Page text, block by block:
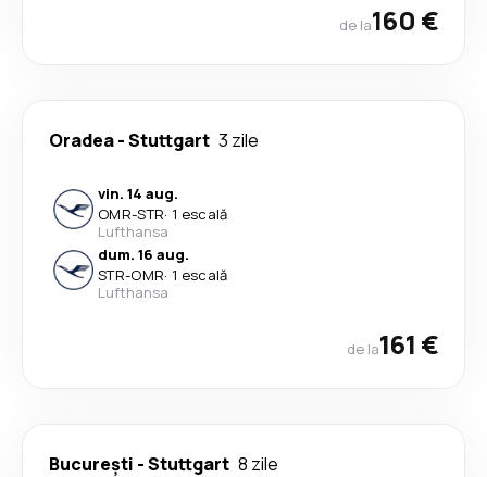
de la160 €
Oradea-Stuttgart 3 zile
vin. 14 aug.
OMR-STR· 1 escală
Lufthansa
dum. 16 aug.
STR-OMR· 1 escală
Lufthansa
de la161 €
București -Stuttgart 8 zile